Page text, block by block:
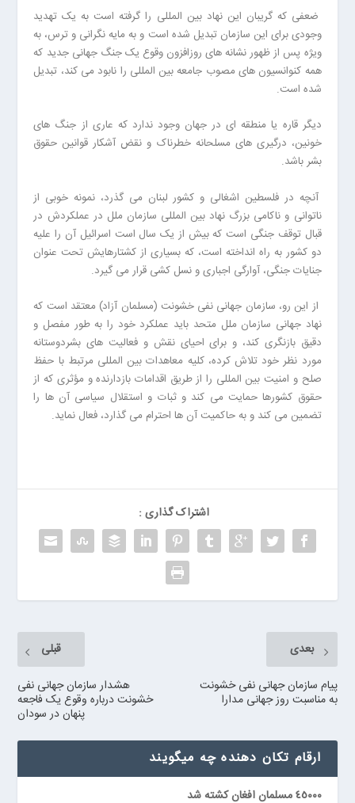
ضعفی که گریبان این نهاد بین المللی را گرفته است به یک تهدید
وجودی برای این سازمان تبدیل شده است و به مایه نگرانی و ترس، به
ویژه پس از ظهور نشانه های روزافزون وقوع یک جنگ جهانی جدید که
همه کنوانسیون های مصوب جامعه بین المللی را نابود می کند، تبدیل
شده است.
دیگر قاره یا منطقه ای در جهان وجود ندارد که عاری از جنگ های
خونین، درگیری های مسلحانه خطرناک و نقض آشکار قوانین حقوق
بشر باشد.
آنچه در فلسطین اشغالی و کشور لبنان می گذرد، نمونه خوبی از
ناتوانی و ناکامی بزرگ نهاد بین المللی سازمان ملل در عملکردش در
قبال توقف جنگی است که بیش از یک سال است اسرائیل آن را علیه
دو کشور به راه انداخته است، که بسیاری از کشتارهایش تحت عنوان
جنایات جنگی، آوارگی اجباری و نسل کشی قرار می گیرد.
از این رو، سازمان جهانی نفی خشونت (مسلمان آزاد) معتقد است که
نهاد جهانی سازمان ملل متحد باید عملکرد خود را به طور مفصل و
دقیق بازنگری کند، و برای احیای نقش و فعالیت های بشردوستانه
مورد نظر خود تلاش کرده، کلیه معاهدات بین المللی مرتبط با حفظ
صلح و امنیت بین المللی را از طریق اقدامات بازدارنده و مؤثری که از
حقوق کشورها حمایت می کند و ثبات و استقلال سیاسی آن ها را
تضمین می کند و به حاکمیت آن ها احترام می گذارد، فعال نماید.
اشتراک گذاری :
قبلی
هشدار سازمان جهانی نفی
خشونت درباره وقوع یک فاجعه
پنهان در سودان
بعدی
پیام سازمان جهانی نفی خشونت
به مناسبت روز جهانی مدارا
ارقام تكان دهنده چه ميگويند
٤٥٠٠٠ مسلمان افغان كشته شد